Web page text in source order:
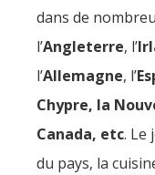
dans de
l’Angleterre, l’
l’Allemagne, l’
Chypre, la
Canada, etc. Le
du pays, la